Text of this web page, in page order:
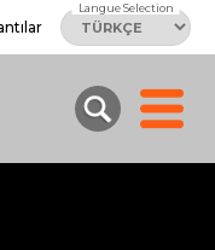
Langue Selection